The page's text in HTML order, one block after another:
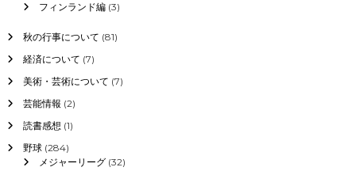
フィンランド編(3)
秋の行事について (81)
経済について (7)
美術・芸術について (7)
芸能情報 (2)
読書感想 (1)
野球(284)
メジャーリーグ(32)